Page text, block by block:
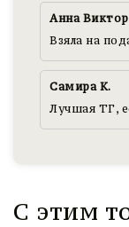
Анна
Взяла на
Самира К.
Лучшая ТГ,
С этим